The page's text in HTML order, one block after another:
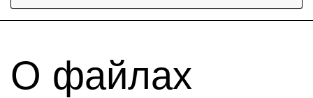
О файлах